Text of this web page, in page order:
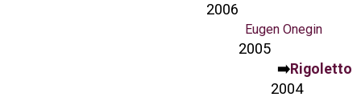
2006
Eugen Onegin
2005
Rigoletto
2004